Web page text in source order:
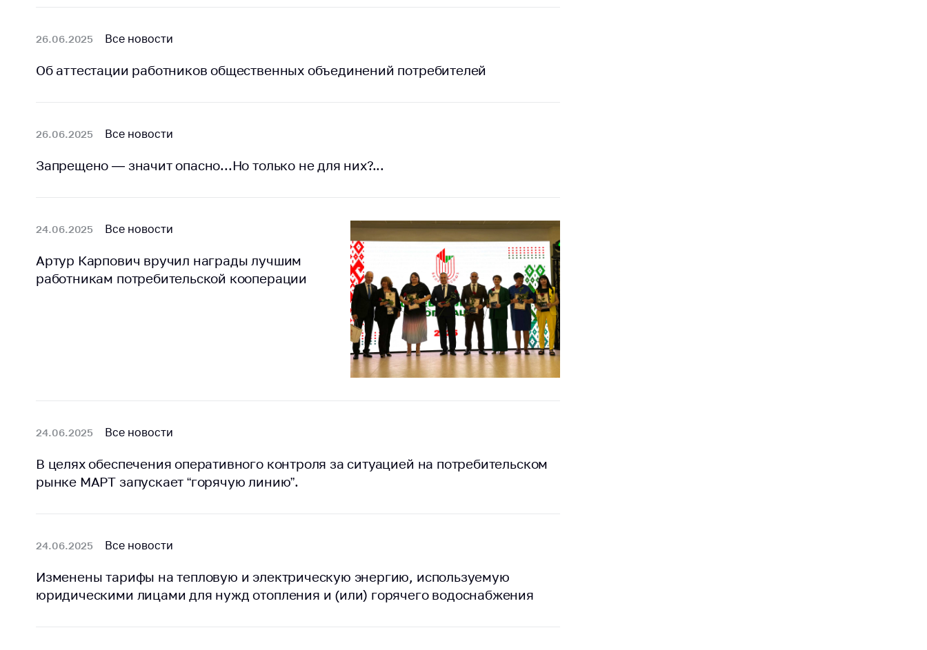
26.06.2025 Все новости
Об аттестации работников общественных объединений потребителей
26.06.2025 Все новости
Запрещено — значит опасно...Но только не для них?...
24.06.2025 Все новости
Артур Карпович вручил награды лучшим
работникам потребительской кооперации
24.06.2025 Все новости
В целях обеспечения оперативного контроля за ситуацией на потребительском
рынке МАРТ запускает “горячую линию”.
24.06.2025 Все новости
Изменены тарифы на тепловую и электрическую энергию, используемую
юридическими лицами для нужд отопления и (или) горячего водоснабжения